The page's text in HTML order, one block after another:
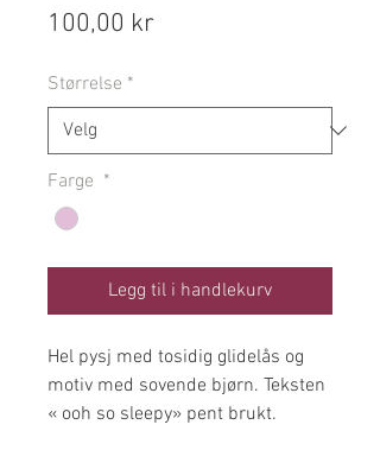
100,00 kr
Størrelse *
Farge *
Legg til i handlekurv
Hel pysj med tosidig glidelås og
motiv med sovende bjørn. Teksten
« ooh so sleepy» pent brukt.